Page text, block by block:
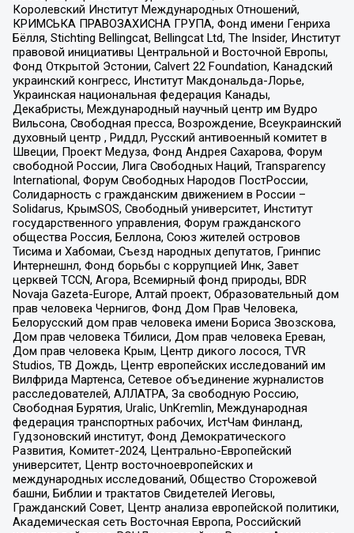
Королевский Институт Международных Отношений,
КРИМСЬКА ПРАВОЗАХИСНА ГРУПА, Фонд имени Генриха
Бёлля, Stichting Bellingcat, Bellingcat Ltd, The Insider, Институт
правовой инициативы Центральной и Восточной Европы,
Фонд Открытой Эстонии, Calvert 22 Foundation, Канадский
украинский конгресс, Институт Макдональда-Лорье,
Украинская национальная федерация Канады,
Декабристы, Международный научный центр им Вудро
Вильсона, Свободная пресса, Возрождение, Всеукраинский
духовный центр , Риддл, Русский антивоенный комитет в
Швеции, Проект Медуза, Фонд Андрея Сахарова, Форум
свободной России, Лига Свободных Наций, Transparеncy
International, Форум Свободных Народов ПостРоссии,
Солидарность с гражданским движением в России –
Solidarus, КрымSOS, Свободный университет, Институт
государственного управления, Форум гражданского
общества Россия, Беллона, Союз жителей островов
Тисима и Хабомаи, Съезд народных депутатов, Гринпис
Интернешнл, Фонд борьбы с коррупцией Инк, Завет
церквей TCCN, Агора, Всемирный фонд природы, BDR
Novaja Gazeta-Europe, Алтай проект, Образовательный дом
прав человека Чернигов, Фонд Дом Прав Человека,
Белорусский дом прав человека имени Бориса Звозскова,
Дом прав человека Тбилиси, Дом прав человека Ереван,
Дом прав человека Крым, Центр дикого лосося, TVR
Studios, ТВ Дождь, Центр европейских исследований им
Вилфрида Мартенса, Сетевое объединение журналистов
расследователей, АЛЛАТРА, За свободную Россию,
Свободная Бурятия, Uralic, UnKremlin, Международная
федерация транспортных рабочих, ИстЧам Финланд,
Гудзоновский институт, Фонд Демократического
Развития, Комитет-2024, Центрально-Европейский
университет, Центр восточноевропейских и
международных исследований, Общество Сторожевой
башни, Библии и трактатов Свидетелей Иеговы,
Гражданский Совет, Центр анализа европейской политики,
Академическая сеть Восточная Европа, Российский